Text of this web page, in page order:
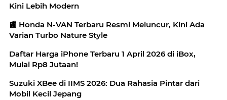
Kini Lebih Modern
📰 Honda N-VAN Terbaru Resmi Meluncur, Kini Ada
Varian Turbo Nature Style
Daftar Harga iPhone Terbaru 1 April 2026 di iBox,
Mulai Rp8 Jutaan!
Suzuki XBee di IIMS 2026: Dua Rahasia Pintar dari
Mobil Kecil Jepang